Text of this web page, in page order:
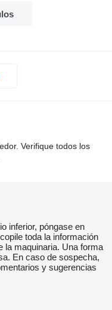
Verifique todos los
inferior, póngase en
toda la información
la maquinaria. Una forma
En caso de sospecha,
y sugerencias